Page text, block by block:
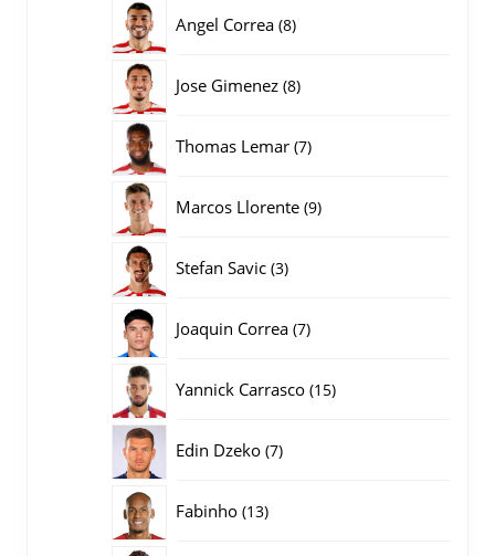
Angel Correa 88
Jose Gimenez 88
Thomas Lemar 77
Marcos Llorente 99
Stefan Savic 33
Joaquin Correa 77
Yannick Carrasco 1515
Edin Dzeko 77
Fabinho 1313